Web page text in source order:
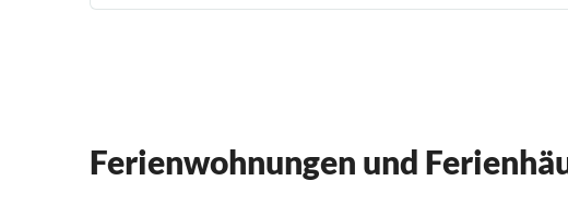
Ferienwohnungen und